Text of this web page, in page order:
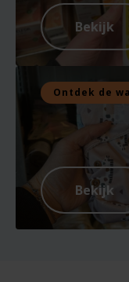
Bekijk
Ontdek de
Bekijk